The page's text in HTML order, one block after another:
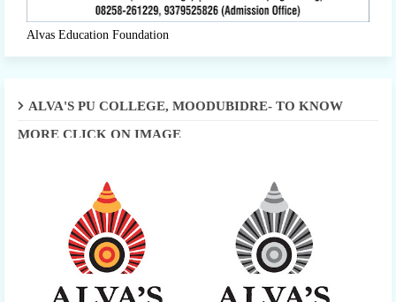
Alvas Education Foundation
ALVA'S PU COLLEGE, MOODUBIDRE- TO KNOW
MORE CLICK ON IMAGE